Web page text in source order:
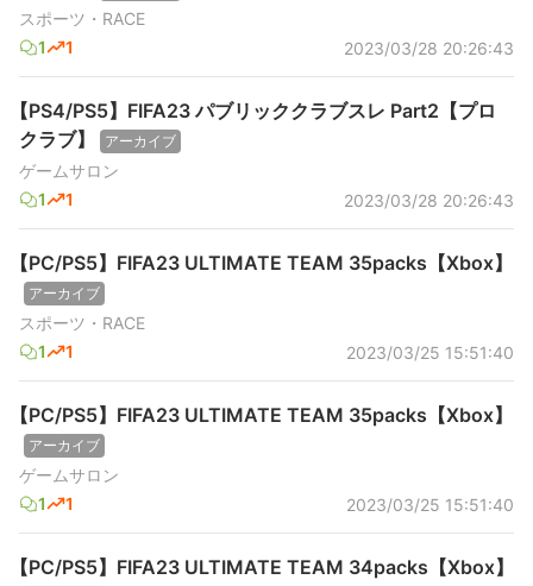
スポーツ・RACE
1
1 2023/03/28 20:26:43
【PS4/PS5】FIFA23 パブリッククラブスレ Part2【プロ
クラブ】
アーカイブ
ゲームサロン
1
1 2023/03/28 20:26:43
【PC/PS5】FIFA23 ULTIMATE TEAM 35packs【Xbox】
アーカイブ
スポーツ・RACE
1
1 2023/03/25 15:51:40
【PC/PS5】FIFA23 ULTIMATE TEAM 35packs【Xbox】
アーカイブ
ゲームサロン
1
1 2023/03/25 15:51:40
【PC/PS5】FIFA23 ULTIMATE TEAM 34packs【Xbox】